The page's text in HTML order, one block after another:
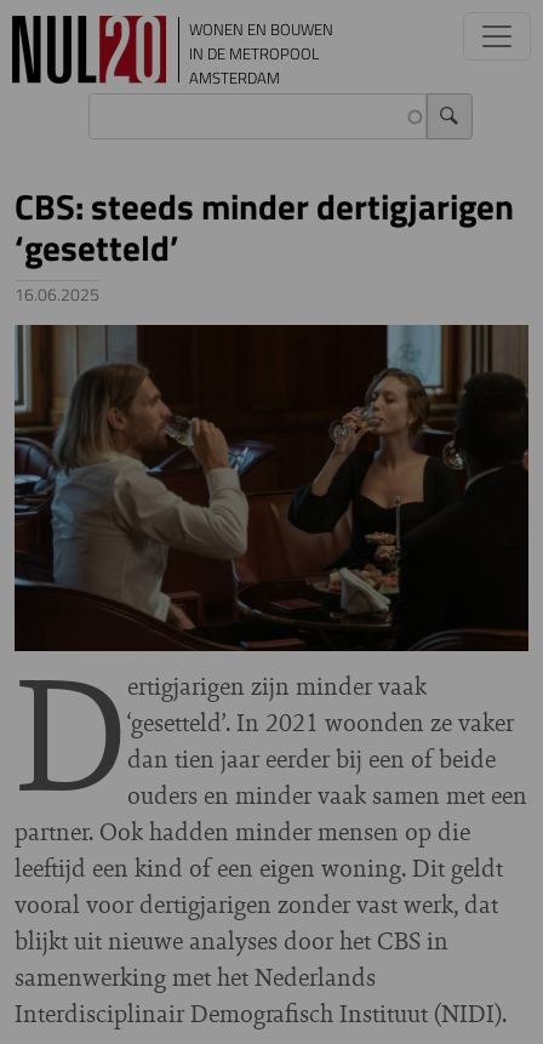
Overslaan en naar de inhoud gaan
WONEN EN BOUWEN
IN DE METROPOOL
AMSTERDAM
CBS: steeds minder dertigjarigen
‘gesetteld’
16.06.2025
D ertigjarigen zijn minder vaak
‘gesetteld’. In 2021 woonden ze vaker
dan tien jaar eerder bij een of beide
ouders en minder vaak samen met een
partner. Ook hadden minder mensen op die
leeftijd een kind of een eigen woning. Dit geldt
vooral voor dertigjarigen zonder vast werk, dat
blijkt uit nieuwe analyses door het CBS in
samenwerking met het Nederlands
Interdisciplinair Demografisch Instituut (NIDI).